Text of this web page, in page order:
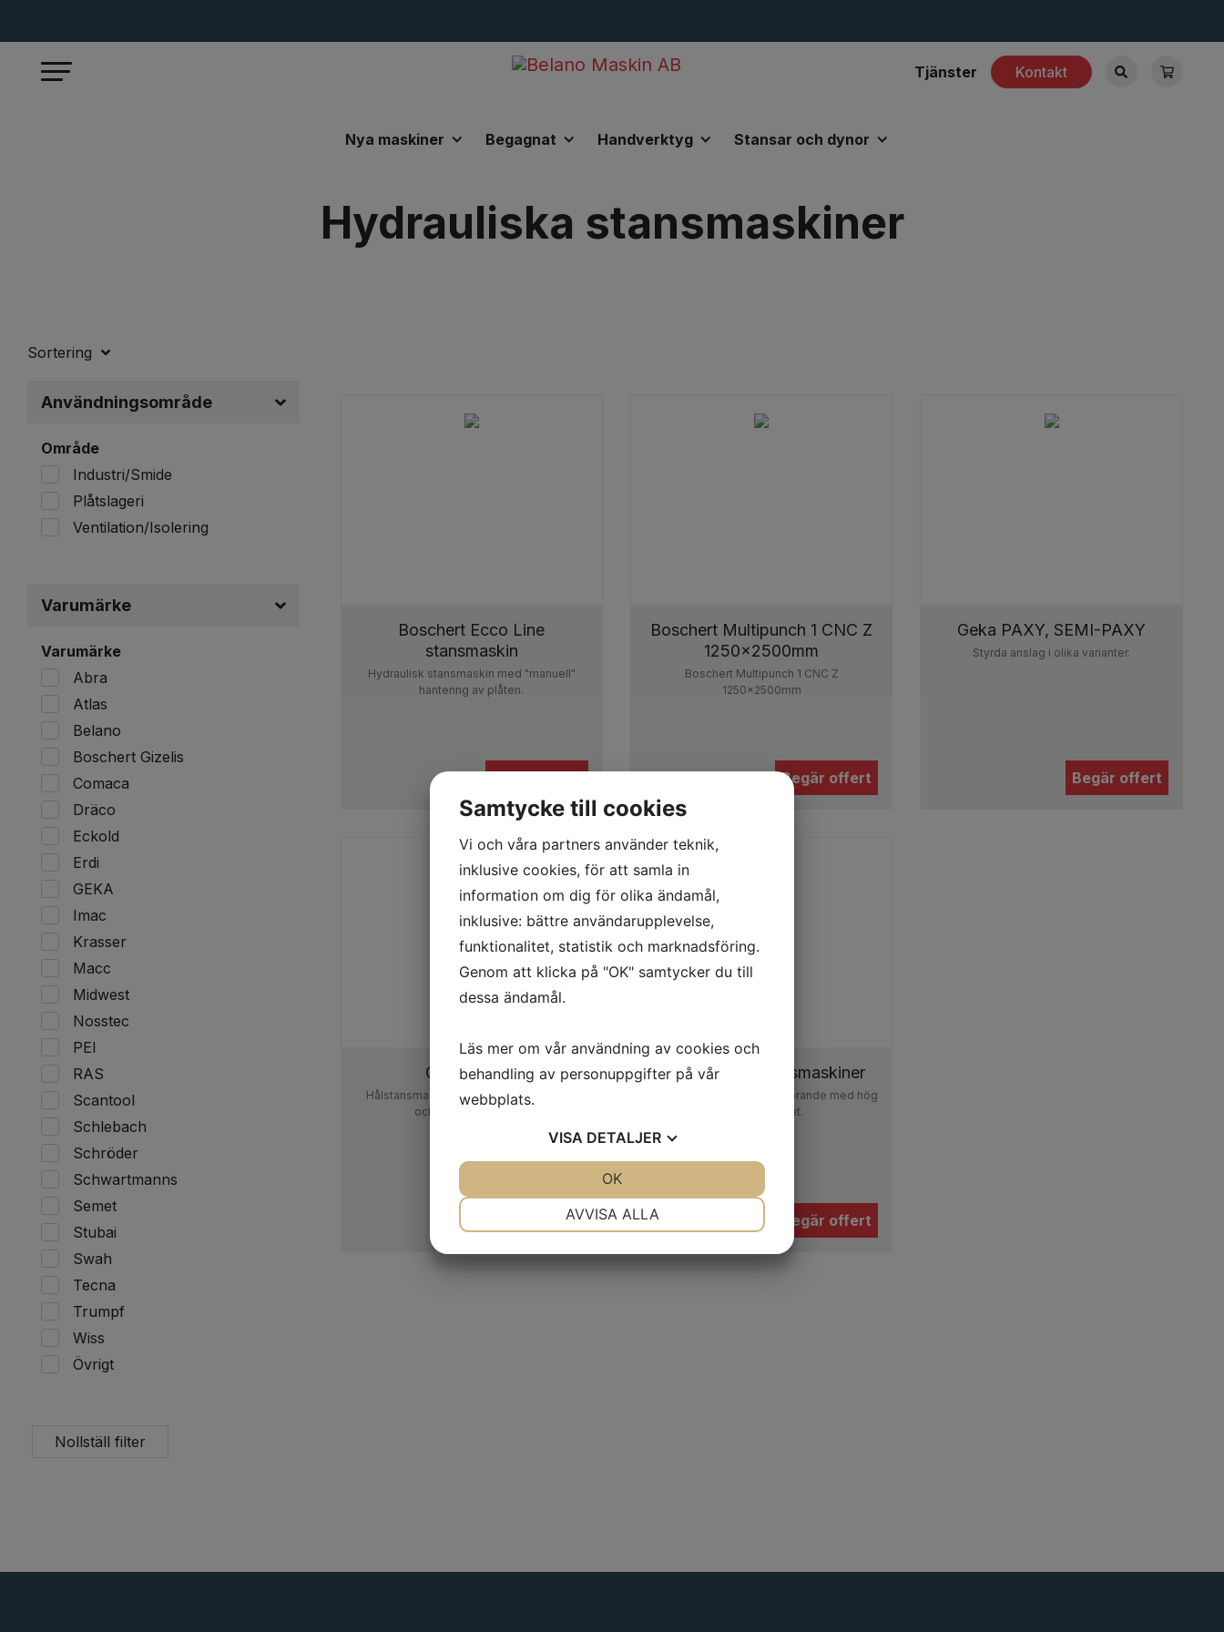
Tjänster Kontakt
Nya maskiner Begagnat Handverktyg Stansar och dynor
Hydrauliska stansmaskiner
Hydrauliska stansmaskiner
Sortering
Användningsområde
Område
Industri/Smide
Plåtslageri
Ventilation/Isolering
Varumärke
Varumärke
Abra
Atlas
Belano
Boschert Gizelis
Comaca
Dräco
Eckold
Erdi
GEKA
Imac
Krasser
Macc
Midwest
Nosstec
PEI
RAS
Scantool
Schlebach
Schröder
Schwartmanns
Semet
Stubai
Swah
Tecna
Trumpf
Wiss
Övrigt
Nollställ filter
Boschert Ecco Line
stansmaskin
Hydraulisk stansmaskin med "manuell"
hantering av plåten.
Begär offert
Boschert Multipunch 1 CNC Z
1250x2500mm
Boschert Multipunch 1 CNC Z
1250x2500mm
Begär offert
Geka PAXY, SEMI-PAXY
Styrda anslag i olika varianter.
Begär offert
Geka PP-50
Hålstansmaskin med 50 tons stanskraft
och gapdjup 130 mm.
Begär offert
Geka PUMA stansmaskiner
Stansmaskiner i kraftigt utförande med hög
teknisk kvalitet.
Begär offert
Samtycke till cookies
Vi och våra partners använder teknik,
inklusive cookies, för att samla in
information om dig för olika ändamål,
inklusive: bättre användarupplevelse,
funktionalitet, statistik och marknadsföring.
Genom att klicka på "OK" samtycker du till
dessa ändamål.
Läs mer om vår användning av cookies och
behandling av personuppgifter på vår
webbplats.
VISA DETALJER
AVVISA ALLA
OK